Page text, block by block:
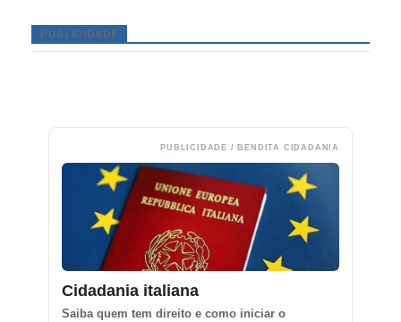
PUBLICIDADE
PUBLICIDADE / BENDITA CIDADANIA
Cidadania italiana
Saiba quem tem direito e como iniciar o